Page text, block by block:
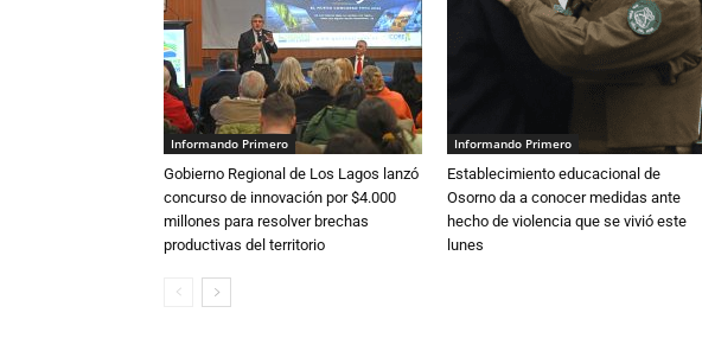
Informando Primero
Gobierno Regional de Los Lagos lanzó
concurso de innovación por $4.000
millones para resolver brechas
productivas del territorio
Informando Primero
Establecimiento educacional de
Osorno da a conocer medidas ante
hecho de violencia que se vivió este
lunes